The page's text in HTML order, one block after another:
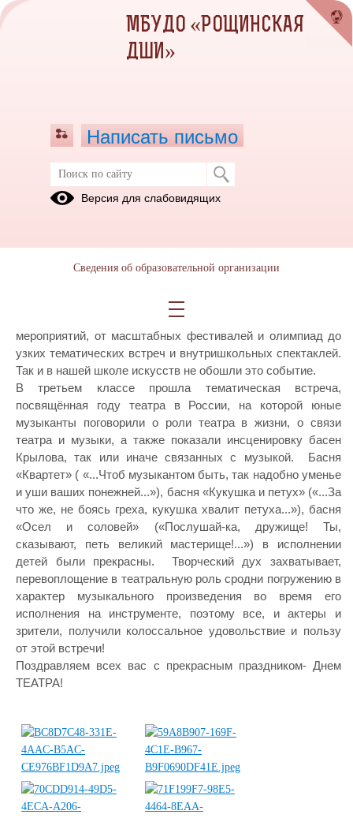
27 марта-Всемирный день театра
27 марта- Всемирный день театра, который празднуют не
только служители Мельпомены, но и поклонники и
Более того, 2019 год в России объявлен годом театра! По
всей стране запланирована и проводится масса
мероприятий, от масштабных фестивалей и олимпиад до
узких тематических встреч и внутришкольных спектаклей.
Так и в нашей школе искусств не обошли это событие.
В третьем классе прошла тематическая встреча,
посвящённая году театра в России, на которой юные
музыканты поговорили о роли театра в жизни, о связи
театра и музыки, а также показали инсценировку басен
Крылова, так или иначе связанных с музыкой. Басня
«Квартет» ( «...Чтоб музыкантом быть, так надобно уменье
и уши ваших понежней...»), басня «Кукушка и петух» («...За
что же, не боясь греха, кукушка хвалит петуха...»), басня
«Осел и соловей» («Послушай-ка, дружище! Ты,
сказывают, петь великий мастерище!...») в исполнении
детей были прекрасны. Творческий дух захватывает,
перевоплощение в театральную роль сродни погружению в
характер музыкального произведения во время его
исполнения на инструменте, поэтому все, и актеры и
зрители, получили колоссальное удовольствие и пользу
от этой встречи!
Поздравляем всех вас с прекрасным праздником- Днем
ТЕАТРА!
МБУДО «РОЩИНСКАЯ
ДШИ»
Написать письмо
Версия для слабовидящих
Сведения об образовательной организации